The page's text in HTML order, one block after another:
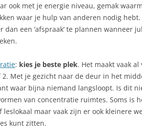
ook met je energie niveau, gemak
waar je hulp van anderen nodig
dan een ‘afspraak’ te plannen wanneer
: kies je beste plek. Het maakt vaak
2. Met je gezicht naar de deur in het
waar bijna niemand langsloopt. Is dit
van concentratie ruimtes. Soms is
leslokaal maar vaak zijn er ook kleinere
kunt zitten.